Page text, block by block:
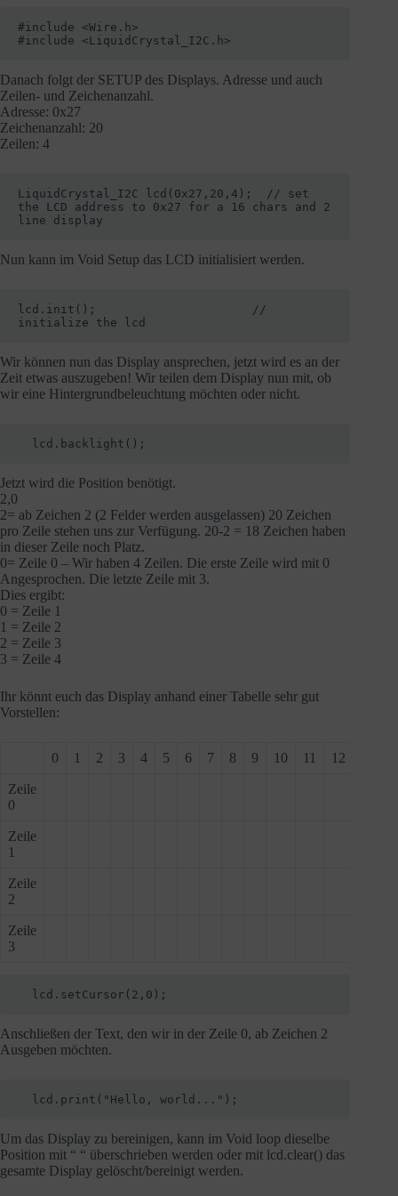
#include <Wire.h>
#include <LiquidCrystal_I2C.h>
Danach folgt der SETUP des Displays. Adresse und auch
Zeilen- und Zeichenanzahl.
Adresse: 0x27
Zeichenanzahl: 20
Zeilen: 4
LiquidCrystal_I2C lcd(0x27,20,4);  // set
the LCD address to 0x27 for a 16 chars and 2
line display
Nun kann im Void Setup das LCD initialisiert werden.
lcd.init();                      //
initialize the lcd
Wir können nun das Display ansprechen, jetzt wird es an der
Zeit etwas auszugeben! Wir teilen dem Display nun mit, ob
wir eine Hintergrundbeleuchtung möchten oder nicht.
  lcd.backlight();
Jetzt wird die Position benötigt.
2,0
2= ab Zeichen 2 (2 Felder werden ausgelassen) 20 Zeichen
pro Zeile stehen uns zur Verfügung. 20-2 = 18 Zeichen haben
in dieser Zeile noch Platz.
0= Zeile 0 – Wir haben 4 Zeilen. Die erste Zeile wird mit 0
Angesprochen. Die letzte Zeile mit 3.
Dies ergibt:
0 = Zeile 1
1 = Zeile 2
2 = Zeile 3
3 = Zeile 4
Ihr könnt euch das Display anhand einer Tabelle sehr gut
Vorstellen:
0 1 2 3 4 5 6 7 8 9 10 11 12
Zeile
0
Zeile
1
Zeile
2
Zeile
3
  lcd.setCursor(2,0);
Anschließen der Text, den wir in der Zeile 0, ab Zeichen 2
Ausgeben möchten.
  lcd.print("Hello, world...");
Um das Display zu bereinigen, kann im Void loop dieselbe
Position mit “ “ überschrieben werden oder mit lcd.clear() das
gesamte Display gelöscht/bereinigt werden.